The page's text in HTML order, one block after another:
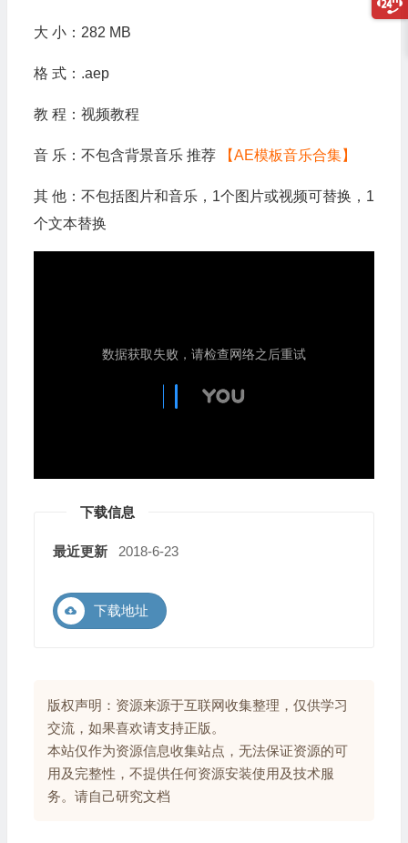
大 小：282 MB
格 式：.aep
教 程：视频教程
音 乐：不包含背景音乐 推荐 【AE模板音乐合集】
其 他：不包括图片和音乐，1个图片或视频可替换，1
个文本替换
下载信息
最近更新 2018-6-23
下载地址
版权声明：资源来源于互联网收集整理，仅供学习
交流，如果喜欢请支持正版。
本站仅作为资源信息收集站点，无法保证资源的可
用及完整性，不提供任何资源安装使用及技术服
务。请自己研究文档